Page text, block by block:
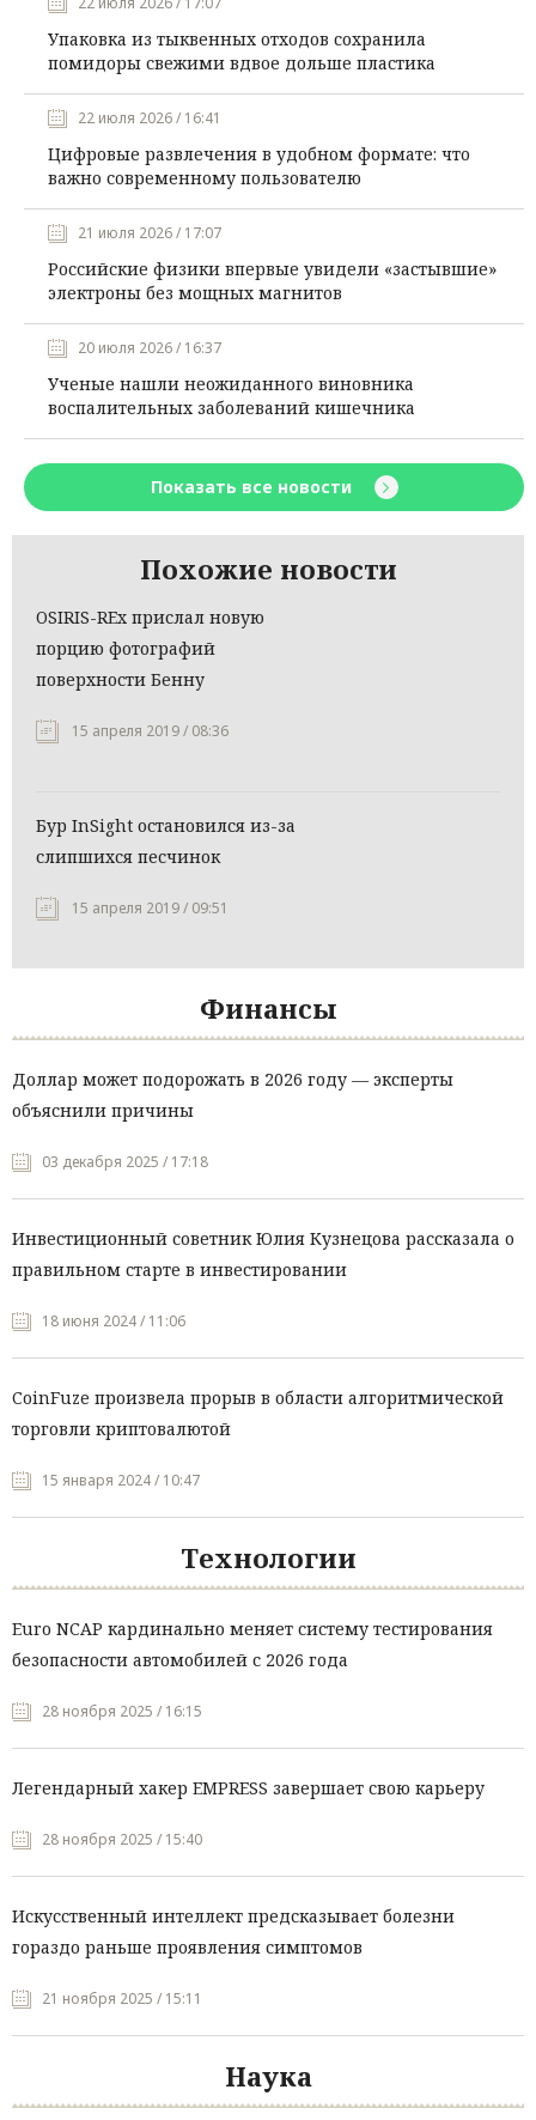
Упаковка из тыквенных отходов сохранила
помидоры свежими вдвое дольше пластика
22 июля 2026 / 16:41
Цифровые развлечения в удобном формате: что
важно современному пользователю
21 июля 2026 / 17:07
Российские физики впервые увидели «застывшие»
электроны без мощных магнитов
20 июля 2026 / 16:37
Ученые нашли неожиданного виновника
воспалительных заболеваний кишечника
Показать все новости
Похожие новости
OSIRIS-REx прислал новую
порцию фотографий
поверхности Бенну
15 апреля 2019 / 08:36
Бур InSight остановился из-за
слипшихся песчинок
15 апреля 2019 / 09:51
Финансы
Доллар может подорожать в 2026 году — эксперты
объяснили причины
03 декабря 2025 / 17:18
Инвестиционный советник Юлия Кузнецова рассказала о
правильном старте в инвестировании
18 июня 2024 / 11:06
CoinFuze произвела прорыв в области алгоритмической
торговли криптовалютой
15 января 2024 / 10:47
Технологии
Euro NCAP кардинально меняет систему тестирования
безопасности автомобилей с 2026 года
28 ноября 2025 / 16:15
Легендарный хакер EMPRESS завершает свою карьеру
28 ноября 2025 / 15:40
Искусственный интеллект предсказывает болезни
гораздо раньше проявления симптомов
21 ноября 2025 / 15:11
Наука